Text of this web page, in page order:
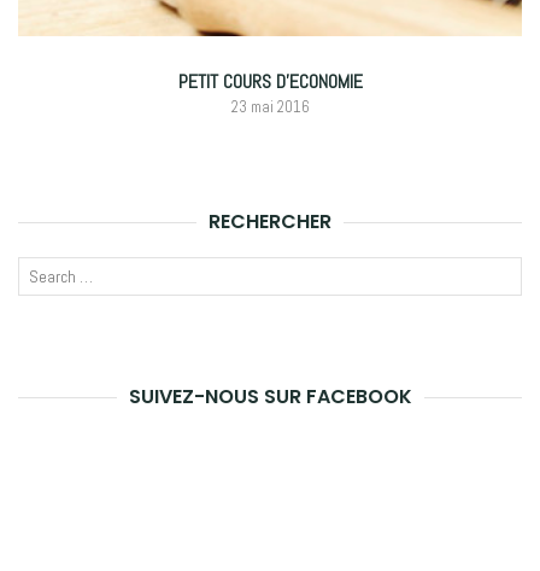
PETIT COURS D’ECONOMIE
23 mai 2016
RECHERCHER
Recherche
SUIVEZ-NOUS SUR FACEBOOK